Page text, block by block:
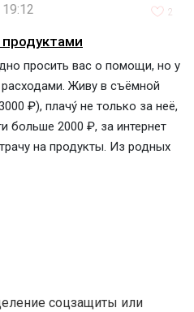
2
просить вас о помощи, но у
Живу в съёмной
₽), плачу́ не только за неё,
больше 2000 ₽, за интернет
на продукты. Из родных
соцзащиты или